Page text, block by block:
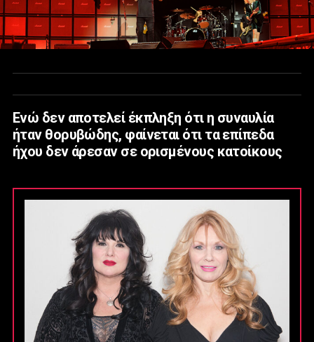
Ενώ δεν αποτελεί έκπληξη ότι η συναυλία
ήταν θορυβώδης, φαίνεται ότι τα επίπεδα
ήχου δεν άρεσαν σε ορισμένους κατοίκους